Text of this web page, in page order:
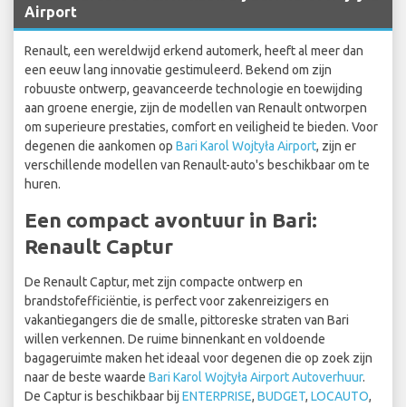
Airport
Renault, een wereldwijd erkend automerk, heeft al meer dan
een eeuw lang innovatie gestimuleerd. Bekend om zijn
robuuste ontwerp, geavanceerde technologie en toewijding
aan groene energie, zijn de modellen van Renault ontworpen
om superieure prestaties, comfort en veiligheid te bieden. Voor
degenen die aankomen op Bari Karol Wojtyła Airport, zijn er
verschillende modellen van Renault-auto's beschikbaar om te
huren.
Een compact avontuur in Bari:
Renault Captur
De Renault Captur, met zijn compacte ontwerp en
brandstofefficiëntie, is perfect voor zakenreizigers en
vakantiegangers die de smalle, pittoreske straten van Bari
willen verkennen. De ruime binnenkant en voldoende
bagageruimte maken het ideaal voor degenen die op zoek zijn
naar de beste waarde Bari Karol Wojtyła Airport Autoverhuur.
De Captur is beschikbaar bij ENTERPRISE, BUDGET, LOCAUTO,